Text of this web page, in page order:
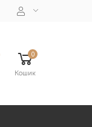
0
Кошик